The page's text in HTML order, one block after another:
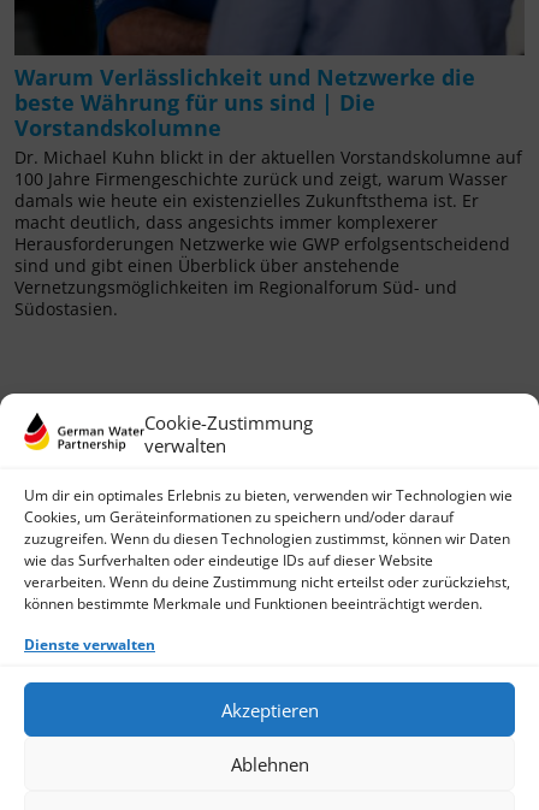
Cookie-Zustimmung
verwalten
Um dir ein optimales Erlebnis zu bieten, verwenden wir Technologien wie
Cookies, um Geräteinformationen zu speichern und/oder darauf
zuzugreifen. Wenn du diesen Technologien zustimmst, können wir Daten
wie das Surfverhalten oder eindeutige IDs auf dieser Website
verarbeiten. Wenn du deine Zustimmung nicht erteilst oder zurückziehst,
können bestimmte Merkmale und Funktionen beeinträchtigt werden.
Dienste verwalten
Akzeptieren
Ablehnen
Warum Verlässlichkeit und Netzwerke die
beste Währung für uns sind | Die
Vorstandskolumne
Dr. Michael Kuhn blickt in der aktuellen Vorstandskolumne auf
100 Jahre Firmengeschichte zurück und zeigt, warum Wasser
damals wie heute ein existenzielles Zukunftsthema ist. Er
macht deutlich, dass angesichts immer komplexerer
Herausforderungen Netzwerke wie GWP erfolgsentscheidend
sind und gibt einen Überblick über anstehende
Vernetzungsmöglichkeiten im Regionalforum Süd- und
Südostasien.
German Water Partnership e.V.
Invalidenstraße 91
D-10115 Berlin
Login
Impressum